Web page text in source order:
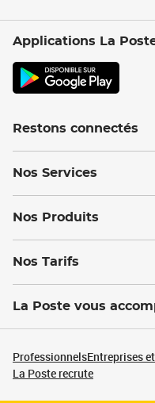
Applications La
Restons connectés
Nos Services
Nos Produits
Nos Tarifs
La Poste vous
ProfessionnelsEntreprises
La Poste recrute